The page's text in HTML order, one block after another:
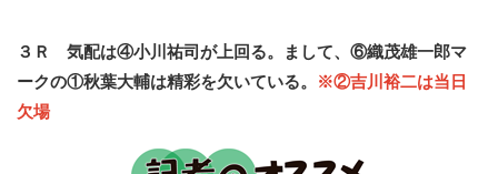
３Ｒ 気配は④小川祐司が上回る。まして、⑥織茂雄一郎マ
ークの①秋葉大輔は精彩を欠いている。
※②吉川裕二は当日
欠場